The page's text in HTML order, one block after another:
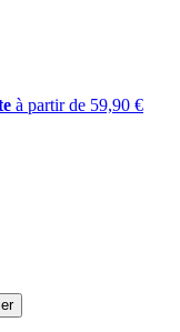
à partir de 59,90 €